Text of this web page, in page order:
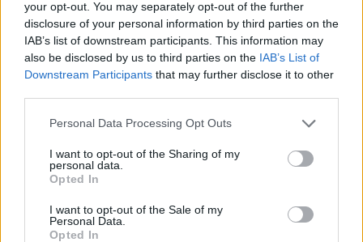
your opt-out. You may separately opt-out of the further
disclosure of your personal information by third parties on the
IAB’s list of downstream participants. This information may
also be disclosed by us to third parties on the IAB’s List of
Downstream Participants that may further disclose it to other
Personal Data Processing Opt Outs
I want to opt-out of the Sharing of my
personal data.
Opted In
I want to opt-out of the Sale of my
Personal Data.
Opted In
SERIE A ELITE
Redazione / 29.10.2025 00:14
Serie A Elite: vittoria di schianto per
Viadana sui Lyons